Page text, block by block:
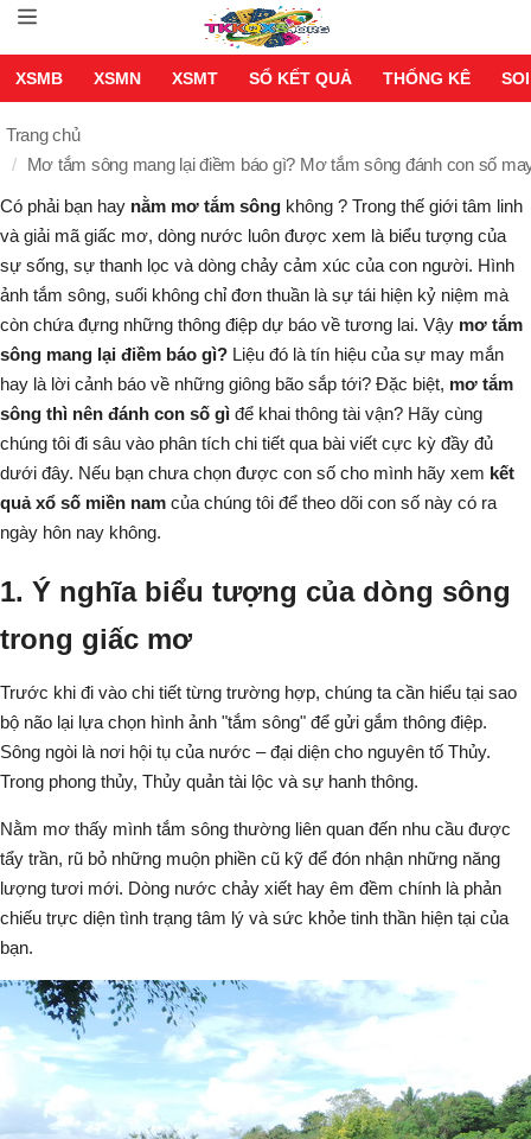
XSMB XSMN XSMT SỔ KẾT QUẢ THỐNG KÊ
Trang chủ
Mơ tắm sông mang lại điềm báo gì? Mơ tắm sông đánh con số
Có phải bạn hay nằm mơ tắm sông không ? Trong thế giới tâm linh
và giải mã giấc mơ, dòng nước luôn được xem là biểu tượng của
sự sống, sự thanh lọc và dòng chảy cảm xúc của con người. Hình
ảnh tắm sông, suối không chỉ đơn thuần là sự tái hiện kỷ niệm mà
còn chứa đựng những thông điệp dự báo về tương lai. Vậy mơ tắm
sông mang lại điềm báo gì? Liệu đó là tín hiệu của sự may mắn
hay là lời cảnh báo về những giông bão sắp tới? Đặc biệt, mơ tắm
sông thì nên đánh con số gì để khai thông tài vận? Hãy cùng
chúng tôi đi sâu vào phân tích chi tiết qua bài viết cực kỳ đầy đủ
dưới đây. Nếu bạn chưa chọn được con số cho mình hãy xem kết
quả xổ số miền nam của chúng tôi để theo dõi con số này có ra
ngày hôn nay không.
1. Ý nghĩa biểu tượng của dòng sông
trong giấc mơ
Trước khi đi vào chi tiết từng trường hợp, chúng ta cần hiểu tại sao
bộ não lại lựa chọn hình ảnh "tắm sông" để gửi gắm thông điệp.
Sông ngòi là nơi hội tụ của nước – đại diện cho nguyên tố Thủy.
Trong phong thủy, Thủy quản tài lộc và sự hanh thông.
Nằm mơ thấy mình tắm sông thường liên quan đến nhu cầu được
tẩy trần, rũ bỏ những muộn phiền cũ kỹ để đón nhận những năng
lượng tươi mới. Dòng nước chảy xiết hay êm đềm chính là phản
chiếu trực diện tình trạng tâm lý và sức khỏe tinh thần hiện tại của
bạn.